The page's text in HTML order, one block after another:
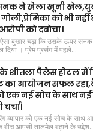
सनक ने खेला खूनी
को भी नहीं
को दबोचा।
बुखार चढ़ा कि उसके ऊपर सनक
। प्रेम प्रसंग में पहले...
शीतला पैलेस होटल में
का आयोजन सफल
एक नई सोच के साथ नई
को एक नई सोच के साथ
बीच आपसी तालमेल बढ़ाने के